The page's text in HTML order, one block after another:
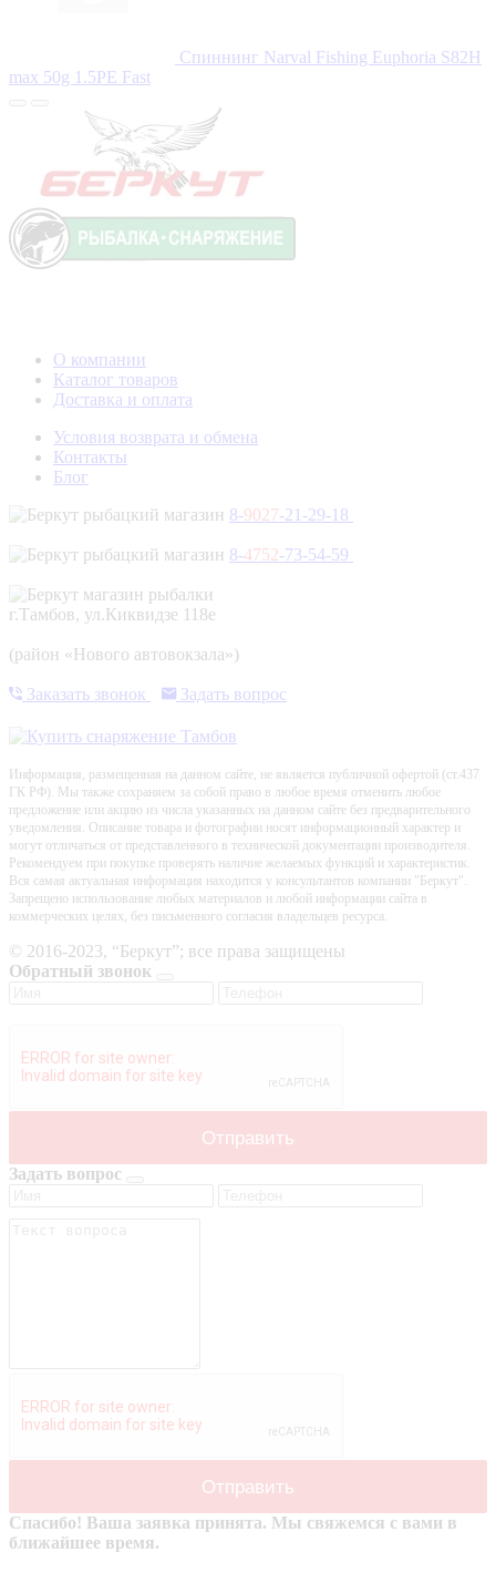
Спиннинг Narval Fishing Euphoria S82H
max 50g 1.5PE Fast
О компании
Каталог товаров
Доставка и оплата
Условия возврата и обмена
Контакты
Блог
8-9027-21-29-18
8-4752-73-54-59
г.Тамбов, ул.Киквидзе 118е
(район «Нового автовокзала»)
Заказать звонок Задать вопрос
Информация, размещенная на данном сайте, не является публичной офертой (ст.437
ГК РФ). Мы также сохраняем за собой право в любое время отменить любое
предложение или акцию из числа указанных на данном сайте без предварительного
уведомления. Описание товара и фотографии носят информационный характер и
могут отличаться от представленного в технической документации производителя.
Рекомендуем при покупке проверять наличие желаемых функций и характеристик.
Вся самая актуальная информация находится у консультантов компании "Беркут".
Запрещено использование любых материалов и любой информации сайта в
коммерческих целях, без письменного согласия владельцев ресурса.
© 2016-2023, “Беркут”; все права защищены
Обратный звонок
Задать вопрос
Спасибо! Ваша заявка принята. Мы свяжемся с вами в
ближайшее время.